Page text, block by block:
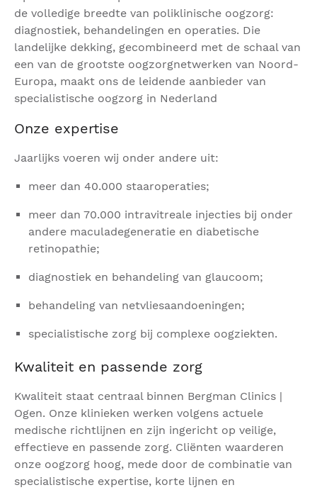
de volledige breedte van poliklinische oogzorg:
diagnostiek, behandelingen en operaties. Die
landelijke dekking, gecombineerd met de schaal van
een van de grootste oogzorgnetwerken van Noord-
Europa, maakt ons de leidende aanbieder van
specialistische oogzorg in Nederland
Onze expertise
Jaarlijks voeren wij onder andere uit:
meer dan 40.000 staaroperaties;
meer dan 70.000 intravitreale injecties bij onder
andere maculadegeneratie en diabetische
retinopathie;
diagnostiek en behandeling van glaucoom;
behandeling van netvliesaandoeningen;
specialistische zorg bij complexe oogziekten.
Kwaliteit en passende zorg
Kwaliteit staat centraal binnen Bergman Clinics |
Ogen. Onze klinieken werken volgens actuele
medische richtlijnen en zijn ingericht op veilige,
effectieve en passende zorg. Cliënten waarderen
onze oogzorg hoog, mede door de combinatie van
specialistische expertise, korte lijnen en